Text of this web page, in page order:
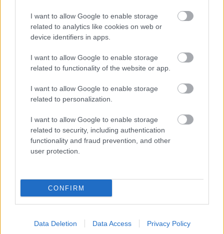
I want to allow Google to enable storage
related to analytics like cookies on web or
device identifiers in apps.
I want to allow Google to enable storage
related to functionality of the website or app.
I want to allow Google to enable storage
related to personalization.
I want to allow Google to enable storage
related to security, including authentication
functionality and fraud prevention, and other
user protection.
CONFIRM
Data Deletion Data Access Privacy Policy
Nagyszerű írásban foglalja össze Eshan Shah Jahan,
The Orchardtermékfelelőse, hogyhogyan kell úgy
megkínozni a felhasználóinkat
Animáció és dizájn: a html5 videó
Az animált gifek, svg animációk webdizájnban
betöltött újabb szerepéről, jelentőségéről korábban
már írtam. Most következzéka html5 videó